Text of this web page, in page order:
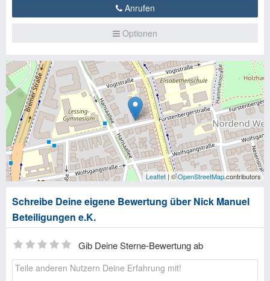
Anrufen
Optionen
Leaflet| ©OpenStreetMapcontributors
Schreibe Deine eigene Bewertung über Nick Manuel
Beteiligungen e.K.
Gib Deine Sterne-Bewertung ab